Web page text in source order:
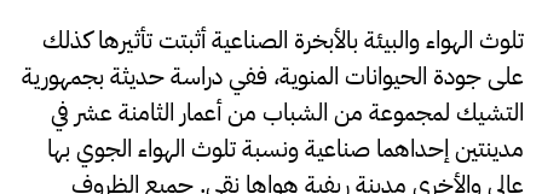
تلوث الهواء والبيئة بالأبخرة الصناعية أثبتت تأثيرها كذلك
على جودة الحيوانات المنوية، ففي دراسة حديثة بجمهورية
التشيك لمجموعة من الشباب من أعمار الثامنة عشر في
مدينتين إحداهما صناعية ونسبة تلوث الهواء الجوي بها
عالي والأخرى مدينة ريفية هواها نقي. جميع الظروف